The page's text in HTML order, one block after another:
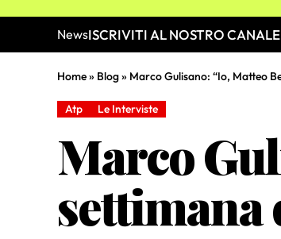
NewsISCRIVITI AL NOSTRO
Home» Blog» Marco Gulisano: “Io, Matteo
Atp Le Interviste
Marco
settimana